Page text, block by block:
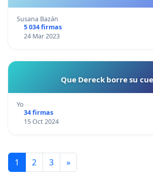
Susana Bazán
5 034 firmas
24 Mar 2023
Que Dereck borre su
Yo
34 firmas
15 Oct 2024
1 2 3 »